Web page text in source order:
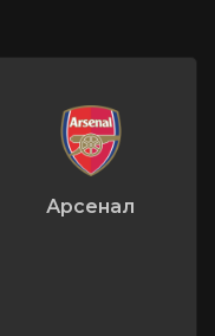
Арсенал